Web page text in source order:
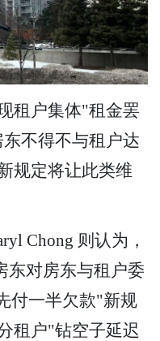
租户集体"租金罢
不得不与租户达
规定将让此类维
Chong 则认为，
东对房东与租户委
付一半欠款"新规
租户"钻空子延迟